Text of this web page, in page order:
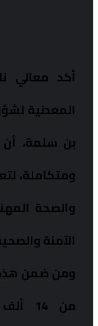
أكد معالي
المعدنية
بن سلمة، أن
ومتكاملة،
والصحة
الآمنة
ومن ضمن هذه
من